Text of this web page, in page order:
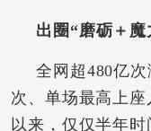
出圈“磨砺＋
全网超480亿
次、单场最高上
以来，仅仅半年